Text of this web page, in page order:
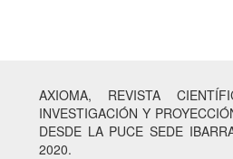
AXIOMA, REVISTA
INVESTIGACIÓN Y
DESDE LA PUCE SEDE
2020.